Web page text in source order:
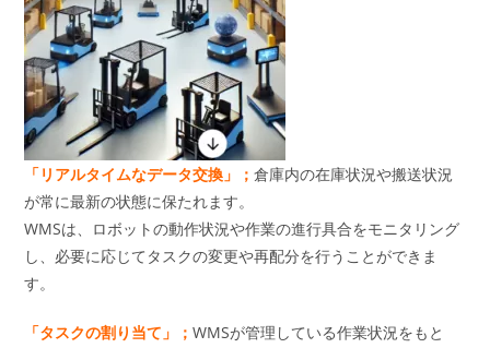
「リアルタイムなデータ交換」；倉庫内の在庫状況や搬送状況
が常に最新の状態に保たれます。
WMSは、ロボットの動作状況や作業の進行具合をモニタリング
し、必要に応じてタスクの変更や再配分を行うことができま
す。
「タスクの割り当て」；WMSが管理している作業状況をもと